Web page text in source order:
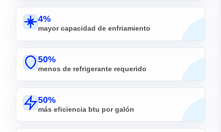
4%
mayor capacidad de enfriamiento
50%
menos de refrigerante requerido
50%
más eficiencia btu por galón